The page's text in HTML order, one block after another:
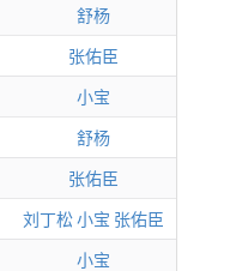
舒杨
张佑臣
小宝
舒杨
张佑臣
刘丁松小宝 张佑臣
小宝